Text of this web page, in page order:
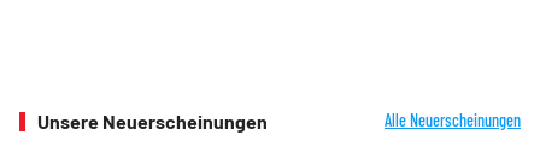
Unsere Neuerscheinungen Alle Neuerscheinungen